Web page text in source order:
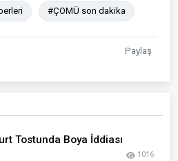
#ÇOMÜ son dakika
Paylaş
Tostunda Boya İddiası
1016